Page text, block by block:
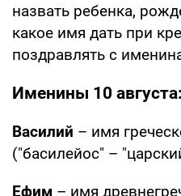
назвать ребенка,
какое имя дать при
поздравлять с
Именины 10
Василий – имя
("басилейос" –
Ефим – имя